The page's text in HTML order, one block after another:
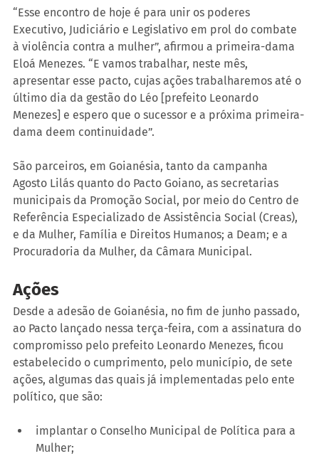
“Esse encontro de hoje é para unir os poderes
Executivo, Judiciário e Legislativo em prol do combate
à violência contra a mulher”, afirmou a primeira-dama
Eloá Menezes. “E vamos trabalhar, neste mês,
apresentar esse pacto, cujas ações trabalharemos até o
último dia da gestão do Léo [prefeito Leonardo
Menezes] e espero que o sucessor e a próxima primeira-
dama deem continuidade”.
São parceiros, em Goianésia, tanto da campanha
Agosto Lilás quanto do Pacto Goiano, as secretarias
municipais da Promoção Social, por meio do Centro de
Referência Especializado de Assistência Social (Creas),
e da Mulher, Família e Direitos Humanos; a Deam; e a
Procuradoria da Mulher, da Câmara Municipal.
Ações
Desde a adesão de Goianésia, no fim de junho passado,
ao Pacto lançado nessa terça-feira, com a assinatura do
compromisso pelo prefeito Leonardo Menezes, ficou
estabelecido o cumprimento, pelo município, de sete
ações, algumas das quais já implementadas pelo ente
político, que são:
implantar o Conselho Municipal de Política para a
Mulher;